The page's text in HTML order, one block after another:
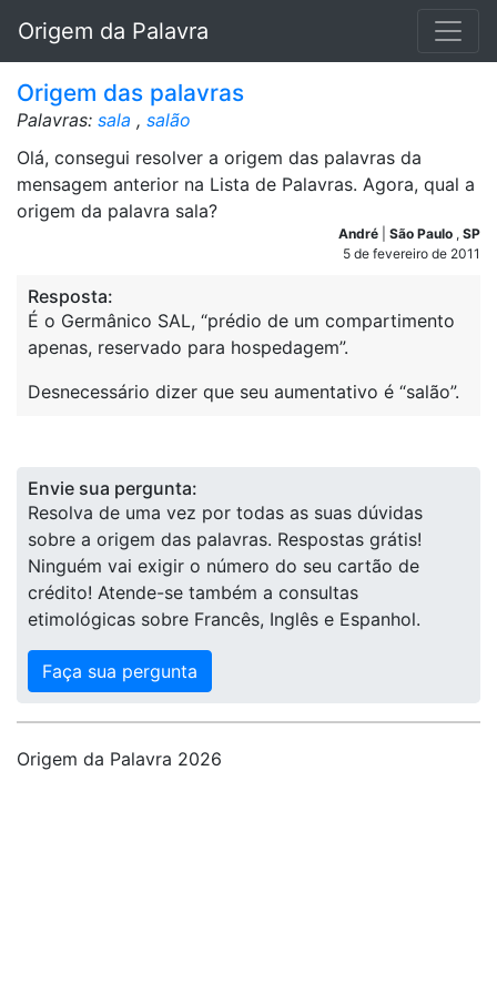
Origem da Palavra
Origem das palavras
Palavras: sala , salão
Olá, consegui resolver a origem das palavras da
mensagem anterior na Lista de Palavras. Agora, qual a
origem da palavra sala?
André São Paulo , SP
5 de fevereiro de 2011
Resposta:
É o Germânico SAL, “prédio de um compartimento
apenas, reservado para hospedagem”.
Desnecessário dizer que seu aumentativo é “salão”.
Envie sua pergunta:
Resolva de uma vez por todas as suas dúvidas
sobre a origem das palavras. Respostas grátis!
Ninguém vai exigir o número do seu cartão de
crédito! Atende-se também a consultas
etimológicas sobre Francês, Inglês e Espanhol.
Faça sua pergunta
Origem da Palavra 2026